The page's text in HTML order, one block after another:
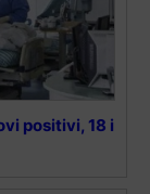
positivi, 18 i